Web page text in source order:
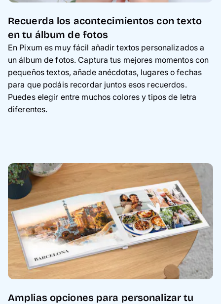
Recuerda los acontecimientos con texto
en tu álbum de fotos
En Pixum es muy fácil añadir textos personalizados a
un álbum de fotos. Captura tus mejores momentos con
pequeños textos, añade anécdotas, lugares o fechas
para que podáis recordar juntos esos recuerdos.
Puedes elegir entre muchos colores y tipos de letra
diferentes.
Amplias opciones para personalizar tu